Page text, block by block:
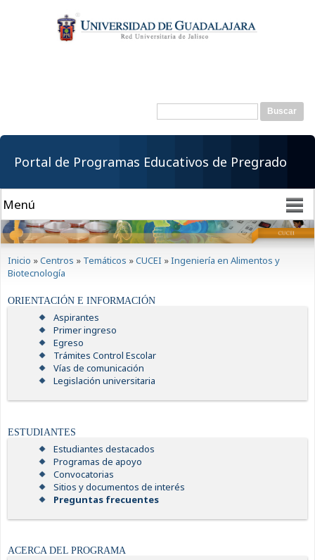
contenido
principal
Formulario de
Buscar
Portal de Programas Educativos de Pregrado
Inicio »Centros » Temáticos »CUCEI »Ingeniería en Alimentos y
Biotecnología
ORIENTACIÓN E INFORMACIÓN
Aspirantes
Primer ingreso
Egreso
Trámites Control Escolar
Vías de comunicación
Legislación universitaria
ESTUDIANTES
Estudiantes destacados
Programas de apoyo
Convocatorias
Sitios y documentos de interés
Preguntas frecuentes
ACERCA DEL PROGRAMA